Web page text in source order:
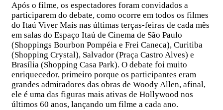
Após o filme, os espectadores foram convidados a
participarem do debate, como ocorre em todos os filmes
do Itaú Viver Mais nas últimas terças-feiras de cada mês
em salas do Espaço Itaú de Cinema de São Paulo
(Shoppings Bourbon Pompéia e Frei Caneca), Curitiba
(Shopping Crystal), Salvador (Praça Castro Alves) e
Brasília (Shopping Casa Park). O debate foi muito
enriquecedor, primeiro porque os participantes eram
grandes admiradores das obras de Woody Allen, afinal,
ele é uma das figuras mais ativas de Hollywood nos
últimos 60 anos, lançando um filme a cada ano.